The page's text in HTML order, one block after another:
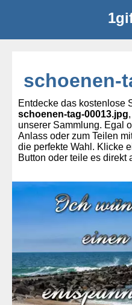
schoenen-
Entdecke das kostenlose
schoenen-tag-00013.jpg
unserer Sammlung. Egal
Anlass oder zum Teilen
die perfekte Wahl. Klicke
Button oder teile es direkt